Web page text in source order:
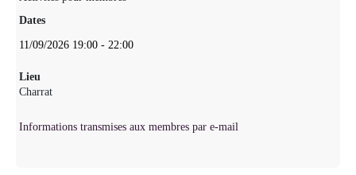
Dates
11/09/2026 19:00 -22:00
Lieu
Charrat
Informations transmises aux membres par e-mail